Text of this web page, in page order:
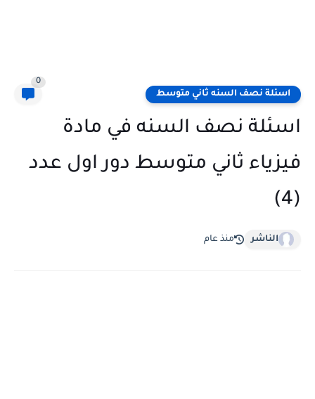
اسئلة نصف السنه ثاني متوسط
0
اسئلة نصف السنه في مادة
فيزياء ثاني متوسط دور اول عدد
(4)
الناشر منذ عام